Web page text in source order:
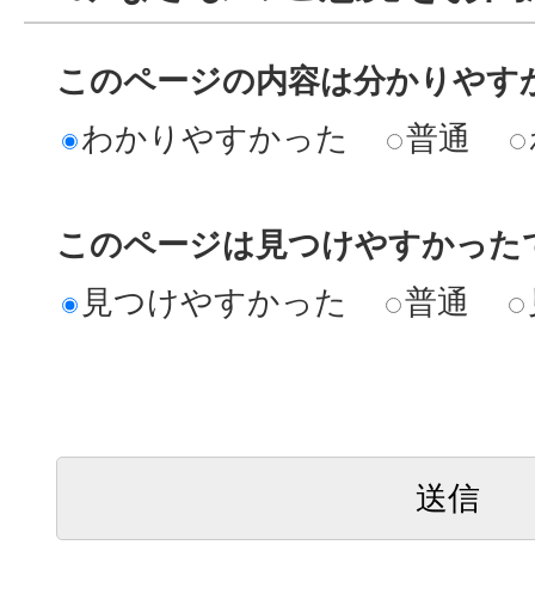
このページの内容は分かりやす
わかりやすかった
普通
このページは見つけやすかった
見つけやすかった
普通